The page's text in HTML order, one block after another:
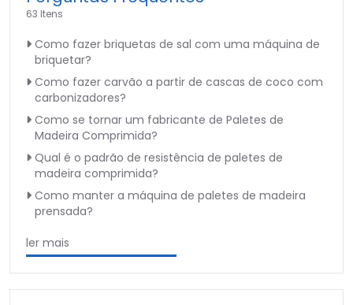
63 Itens
Como fazer briquetas de sal com uma máquina de
briquetar?
Como fazer carvão a partir de cascas de coco com
carbonizadores?
Como se tornar um fabricante de Paletes de
Madeira Comprimida?
Qual é o padrão de resistência de paletes de
madeira comprimida?
Como manter a máquina de paletes de madeira
prensada?
ler mais